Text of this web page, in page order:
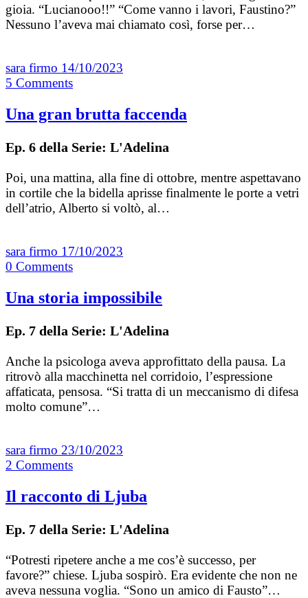
gioia. “Lucianooo!!” “Come vanno i lavori, Faustino?”
Nessuno l’aveva mai chiamato così, forse per…
sara firmo 14/10/2023
5 Comments
Una gran brutta faccenda
Ep. 6 della Serie: L'Adelina
Poi, una mattina, alla fine di ottobre, mentre aspettavano
in cortile che la bidella aprisse finalmente le porte a vetri
dell’atrio, Alberto si voltò, al…
sara firmo 17/10/2023
0 Comments
Una storia impossibile
Ep. 7 della Serie: L'Adelina
Anche la psicologa aveva approfittato della pausa. La
ritrovò alla macchinetta nel corridoio, l’espressione
affaticata, pensosa. “Si tratta di un meccanismo di difesa
molto comune”…
sara firmo 23/10/2023
2 Comments
Il racconto di Ljuba
Ep. 7 della Serie: L'Adelina
“Potresti ripetere anche a me cos’è successo, per
favore?” chiese. Ljuba sospirò. Era evidente che non ne
aveva nessuna voglia. “Sono un amico di Fausto”…